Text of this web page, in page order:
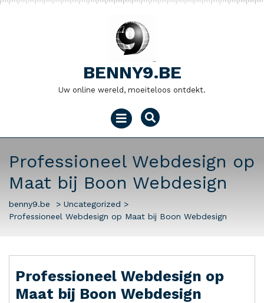
Naar
BENNY9.BE
Uw online wereld, moeiteloos ontdekt.
Menu
openen
Professioneel Webdesign op
Maat bij Boon Webdesign
benny9.be > Uncategorized >
Professioneel Webdesign op Maat bij Boon Webdesign
Professioneel Webdesign op
Maat bij Boon Webdesign